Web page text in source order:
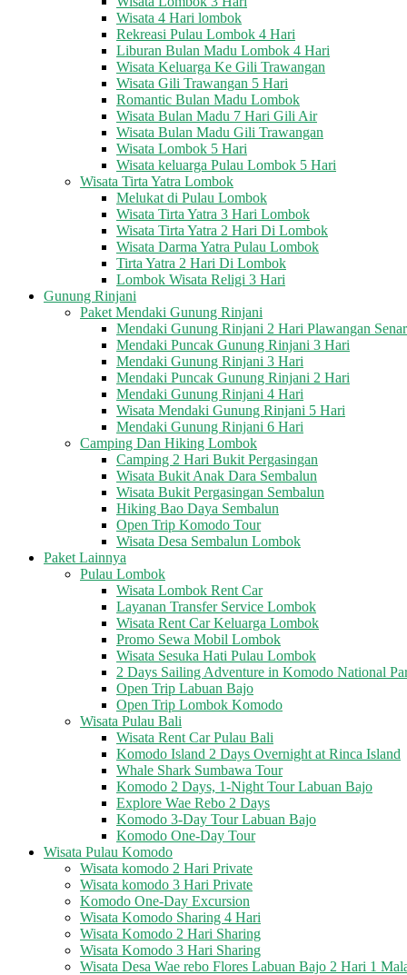
Wisata 4 Hari lombok
Rekreasi Pulau Lombok 4 Hari
Liburan Bulan Madu Lombok 4 Hari
Wisata Keluarga Ke Gili Trawangan
Wisata Gili Trawangan 5 Hari
Romantic Bulan Madu Lombok
Wisata Bulan Madu 7 Hari Gili Air
Wisata Bulan Madu Gili Trawangan
Wisata Lombok 5 Hari
Wisata keluarga Pulau Lombok 5 Hari
Wisata Tirta Yatra Lombok
Melukat di Pulau Lombok
Wisata Tirta Yatra 3 Hari Lombok
Wisata Tirta Yatra 2 Hari Di Lombok
Wisata Darma Yatra Pulau Lombok
Tirta Yatra 2 Hari Di Lombok
Lombok Wisata Religi 3 Hari
Gunung Rinjani
Paket Mendaki Gunung Rinjani
Mendaki Gunung Rinjani 2 Hari Plawangan
Mendaki Puncak Gunung Rinjani 3 Hari
Mendaki Gunung Rinjani 3 Hari
Mendaki Puncak Gunung Rinjani 2 Hari
Mendaki Gunung Rinjani 4 Hari
Wisata Mendaki Gunung Rinjani 5 Hari
Mendaki Gunung Rinjani 6 Hari
Camping Dan Hiking Lombok
Camping 2 Hari Bukit Pergasingan
Wisata Bukit Anak Dara Sembalun
Wisata Bukit Pergasingan Sembalun
Hiking Bao Daya Sembalun
Open Trip Komodo Tour
Wisata Desa Sembalun Lombok
Paket Lainnya
Pulau Lombok
Wisata Lombok Rent Car
Layanan Transfer Service Lombok
Wisata Rent Car Keluarga Lombok
Promo Sewa Mobil Lombok
Wisata Sesuka Hati Pulau Lombok
2 Days Sailing Adventure in Komodo National
Open Trip Labuan Bajo
Open Trip Lombok Komodo
Wisata Pulau Bali
Wisata Rent Car Pulau Bali
Komodo Island 2 Days Overnight at Rinca Island
Whale Shark Sumbawa Tour
Komodo 2 Days, 1-Night Tour Labuan Bajo
Explore Wae Rebo 2 Days
Komodo 3-Day Tour Labuan Bajo
Komodo One-Day Tour
Wisata Pulau Komodo
Wisata komodo 2 Hari Private
Wisata komodo 3 Hari Private
Komodo One-Day Excursion
Wisata Komodo Sharing 4 Hari
Wisata Komodo 2 Hari Sharing
Wisata Komodo 3 Hari Sharing
Wisata Desa Wae rebo Flores Labuan Bajo 2 Hari 1